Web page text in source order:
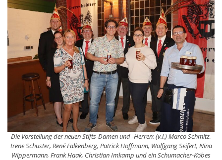
Die Vorstellung der neuen Stifts-Damen und -Herren: (v.l.) Marco Schmitz,
Irene Schuster, René Falkenberg, Patrick Hoffmann, Wolfgang Seifert, Nina
Wippermann, Frank Haak, Christian Imkamp und ein Schumacher-Köbes